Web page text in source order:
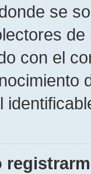
se
con el